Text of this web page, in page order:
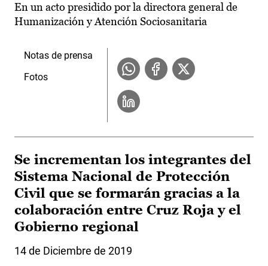
En un acto presidido por la directora general de
Humanización y Atención Sociosanitaria
Notas de prensa
Fotos
Se incrementan los integrantes del
Sistema Nacional de Protección
Civil que se formarán gracias a la
colaboración entre Cruz Roja y el
Gobierno regional
14 de Diciembre de 2019